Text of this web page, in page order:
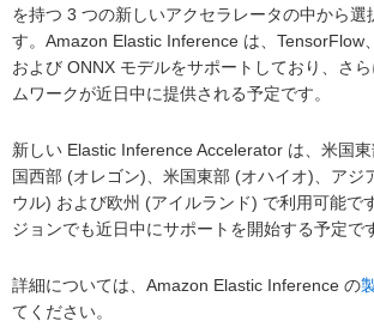
を持つ 3 つの新しいアクセラレータの中から選
す。Amazon Elastic Inference は、TensorFlow
および ONNX モデルをサポートしており、さ
ムワークが近日中に提供される予定です。
新しい Elastic Inference Accelerator は、米国
国西部 (オレゴン)、米国東部 (オハイオ)、アジ
ウル) および欧州 (アイルランド) で利用可能で
ジョンでも近日中にサポートを開始する予定で
詳細については、Amazon Elastic Inference の
てください。